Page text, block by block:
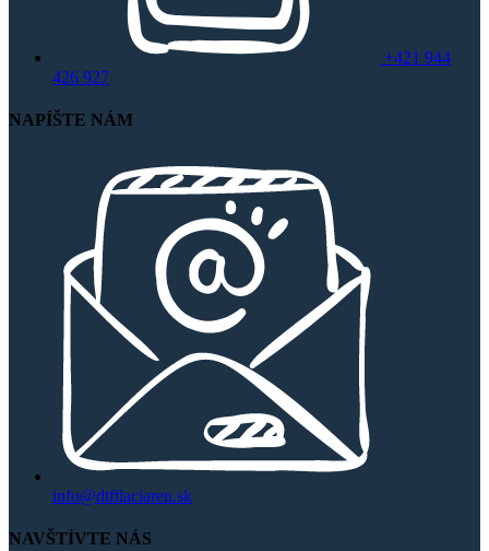
+421 944
426 927
NAPÍŠTE NÁM
info@dtftlaciaren.sk
NAVŠTÍVTE NÁS